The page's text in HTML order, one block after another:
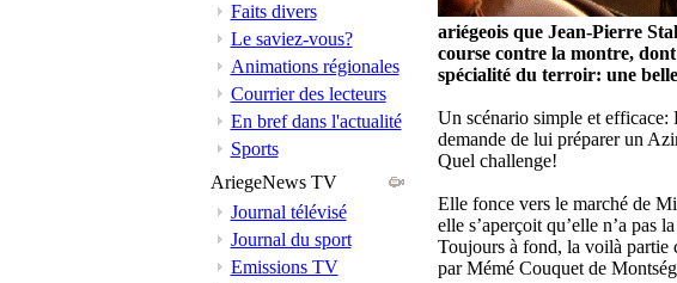
Faits divers
Le saviez-vous?
Animations régionales
Courrier des lecteurs
En bref dans l'actualité
Sports
AriegeNews TV
Journal télévisé
Journal du sport
Emissions TV
ariégeois que Jean-Pierre
course contre la montre,
spécialité du terroir: une
Un scénario simple et
demande de lui préparer un
Quel challenge!
Elle fonce vers le marché de
elle s’aperçoit qu’elle n’a pas
Toujours à fond, la voilà partie
par Mémé Couquet de